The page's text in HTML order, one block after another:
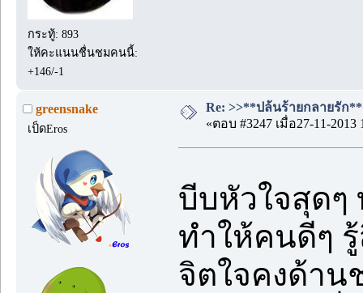
กระทู้: 893
ให้คะแนนชื่นชมคนนี้:
+146/-1
greensnake
เป็ดEros
Re: >>**ปล้นร้ายกลายรัก
«ตอบ #3247 เมื่อ27-11-2013
บีบหัวใจสุดๆ
ทำให้คนดีๆ
จิตใจคงด้า